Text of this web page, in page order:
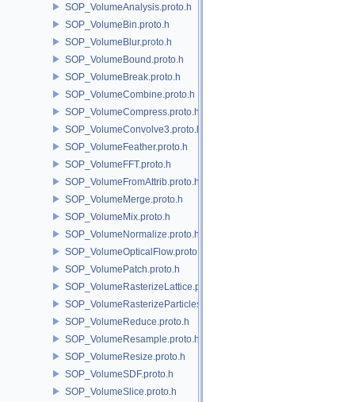
SOP_VolumeAnalysis.proto.h
SOP_VolumeBin.proto.h
SOP_VolumeBlur.proto.h
SOP_VolumeBound.proto.h
SOP_VolumeBreak.proto.h
SOP_VolumeCombine.proto.h
SOP_VolumeCompress.proto.h
SOP_VolumeConvolve3.proto.h
SOP_VolumeFeather.proto.h
SOP_VolumeFFT.proto.h
SOP_VolumeFromAttrib.proto.h
SOP_VolumeMerge.proto.h
SOP_VolumeMix.proto.h
SOP_VolumeNormalize.proto.h
SOP_VolumeOpticalFlow.proto.h
SOP_VolumePatch.proto.h
SOP_VolumeRasterizeLattice.proto.h
SOP_VolumeRasterizeParticles.proto.h
SOP_VolumeReduce.proto.h
SOP_VolumeResample.proto.h
SOP_VolumeResize.proto.h
SOP_VolumeSDF.proto.h
SOP_VolumeSlice.proto.h